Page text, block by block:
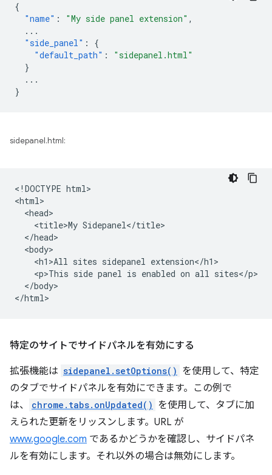
{
"name" : "My side panel extension" ,
...
"side_panel" :
{
"default_path" :
"sidepanel.html"
}
...
}
sidepanel.html:
<!DOCTYPE html>
<html>
  <head>
    <title>My Sidepanel</title>
  </head>
  <body>
    <h1>All sites sidepanel extension</h1>
    <p>This side panel is enabled on all sites</p>
  </body>
特定のサイトでサイドパネルを有効にする
拡張機能は sidepanel.setOptions() を使用して、特定
のタブでサイドパネルを有効にできます。この例で
は、
chrome.tabs.onUpdated() を使用して、タブに加
えられた更新をリッスンします。URL が
www.google.com であるかどうかを確認し、サイドパネ
ルを有効にします。それ以外の場合は無効にします。